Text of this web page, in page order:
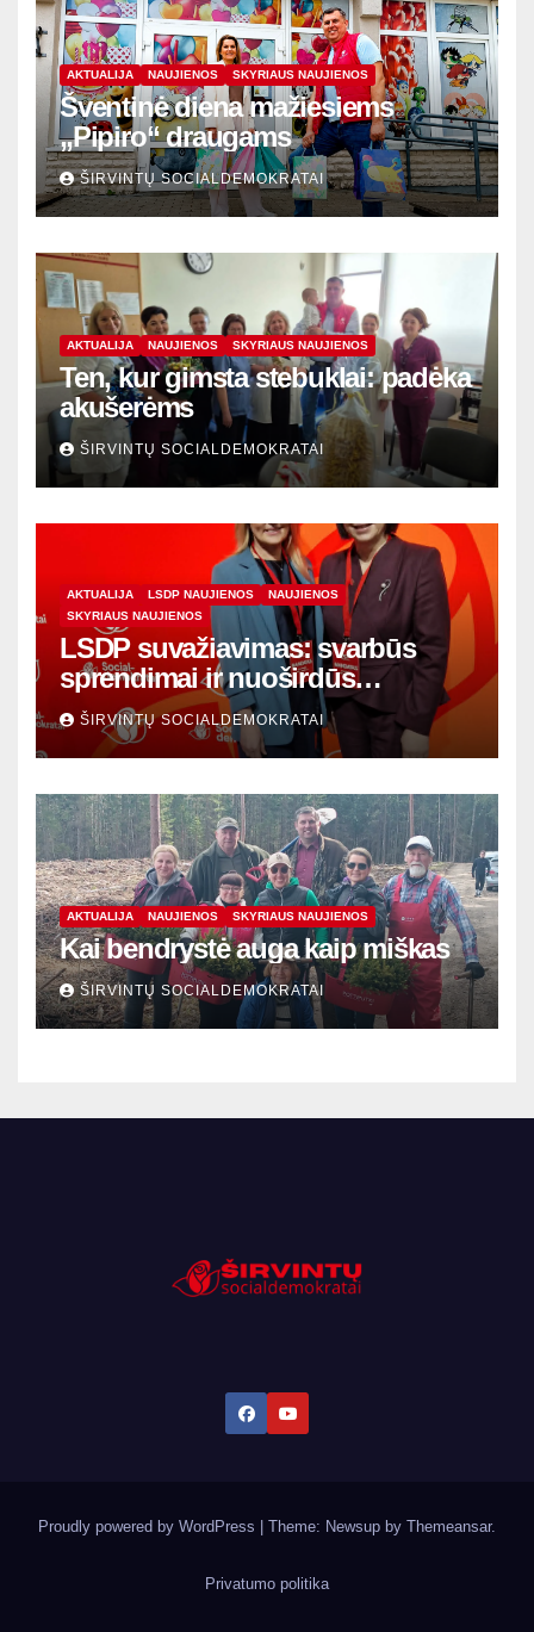
AKTUALIJA NAUJIENOS SKYRIAUS NAUJIENOS
Šventinė diena mažiesiems
„Pipiro“ draugams
ŠIRVINTŲ SOCIALDEMOKRATAI
AKTUALIJA NAUJIENOS SKYRIAUS NAUJIENOS
Ten, kur gimsta stebuklai: padėka
akušerėms
ŠIRVINTŲ SOCIALDEMOKRATAI
AKTUALIJA LSDP NAUJIENOS
NAUJIENOS
SKYRIAUS NAUJIENOS
LSDP suvažiavimas: svarbūs
sprendimai ir nuoširdūs
susitikimai
ŠIRVINTŲ SOCIALDEMOKRATAI
AKTUALIJA NAUJIENOS SKYRIAUS NAUJIENOS
Kai bendrystė auga kaip miškas
ŠIRVINTŲ SOCIALDEMOKRATAI
Proudly powered by WordPress Theme: Newsup by Themeansar.
Privatumo politika